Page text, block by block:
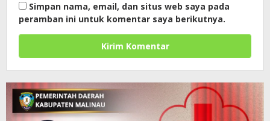
Simpan nama, email, dan situs web saya pada
peramban ini untuk komentar saya berikutnya.